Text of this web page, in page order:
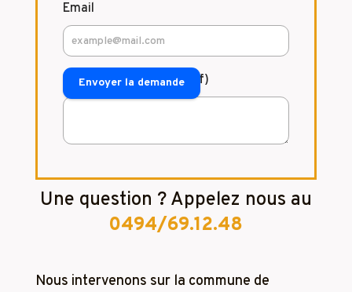
Email
Commentaire (facultatif)
Envoyer la demande
Une question ? Appelez nous au
0494/69.12.48
Nous intervenons sur la commune de